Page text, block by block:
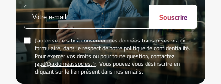
Souscrire
J'autorise ce site à conserver mes données transmises via ce
formulaire, dans le respect de notrepolitique de confidentialité.
Pour exercer vos droits ou pour toute question, contactez
rgpd@axiomeassocies.fr. Vous pouvez vous désinscrire en
cliquant sur le lien présent dans nos emails.